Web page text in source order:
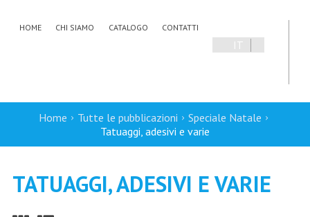
HOME CHI SIAMO CATALOGO CONTATTI
IT
Home Tutte le pubblicazioni
Speciale Natale
Tatuaggi, adesivi e varie
TATUAGGI, ADESIVI E VARIE